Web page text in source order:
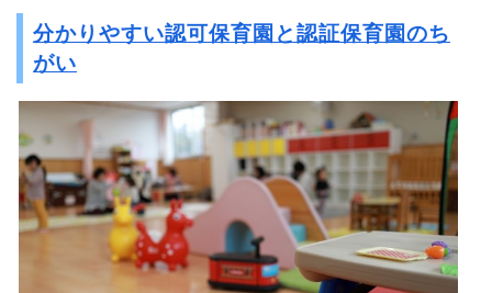
分かりやすい認可保育園と認証保育園のち
がい